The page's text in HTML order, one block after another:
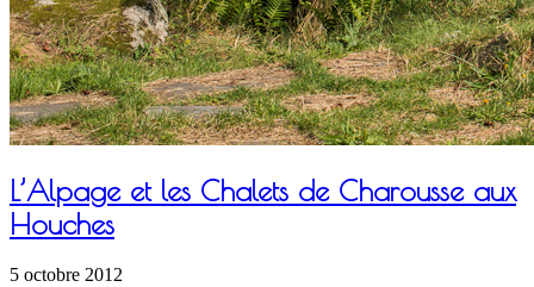
L’Alpage et les Chalets de Charousse aux
Houches
5 octobre 2012